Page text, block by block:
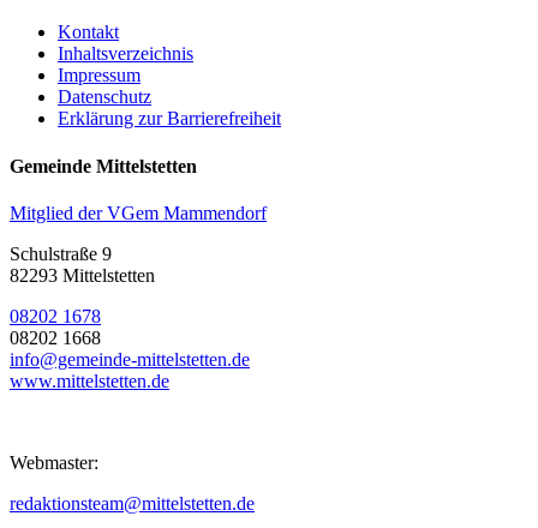
Kontakt
Inhaltsverzeichnis
Impressum
Datenschutz
Erklärung zur Barrierefreiheit
Gemeinde Mittelstetten
Mitglied der VGem Mammendorf
Schulstraße 9
82293 Mittelstetten
08202 1678
08202 1668
info@gemeinde-mittelstetten.de
www.mittelstetten.de
Webmaster:
redaktionsteam@mittelstetten.de